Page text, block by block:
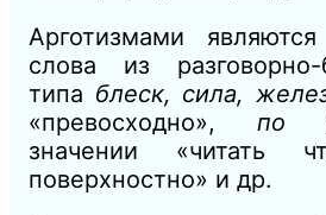
Арготизмами являются
слова из
типа блеск, сила,
«превосходно», по
значении «читать
поверхностно» и др.